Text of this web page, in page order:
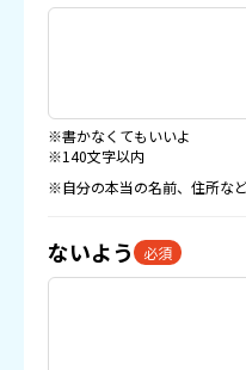
※書かなくてもいいよ
※140文字以内
※自分の本当の名前、住所な
ないよう 必須